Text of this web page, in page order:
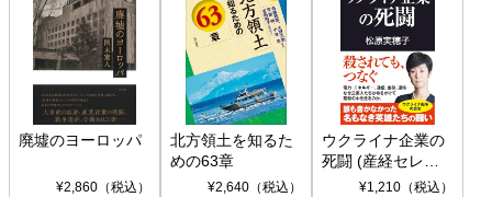
廃墟のヨーロッパ
¥2,860（税込）
北方領土を知るた
めの63章
¥2,640（税込）
ウクライナ企業の
死闘 (産経セレク
ト S 039)¥1,210（税込）